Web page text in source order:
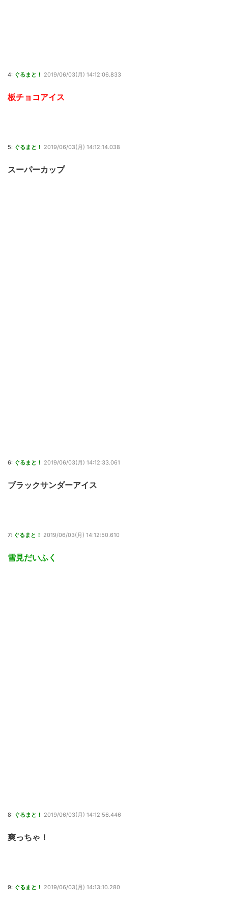
4: ぐるまと！ 2019/06/03(月) 14:12:06.833
板チョコアイス
5: ぐるまと！ 2019/06/03(月) 14:12:14.038
スーパーカップ
6: ぐるまと！ 2019/06/03(月) 14:12:33.061
ブラックサンダーアイス
7: ぐるまと！ 2019/06/03(月) 14:12:50.610
雪見だいふく
8: ぐるまと！ 2019/06/03(月) 14:12:56.446
爽っちゃ！
9: ぐるまと！ 2019/06/03(月) 14:13:10.280